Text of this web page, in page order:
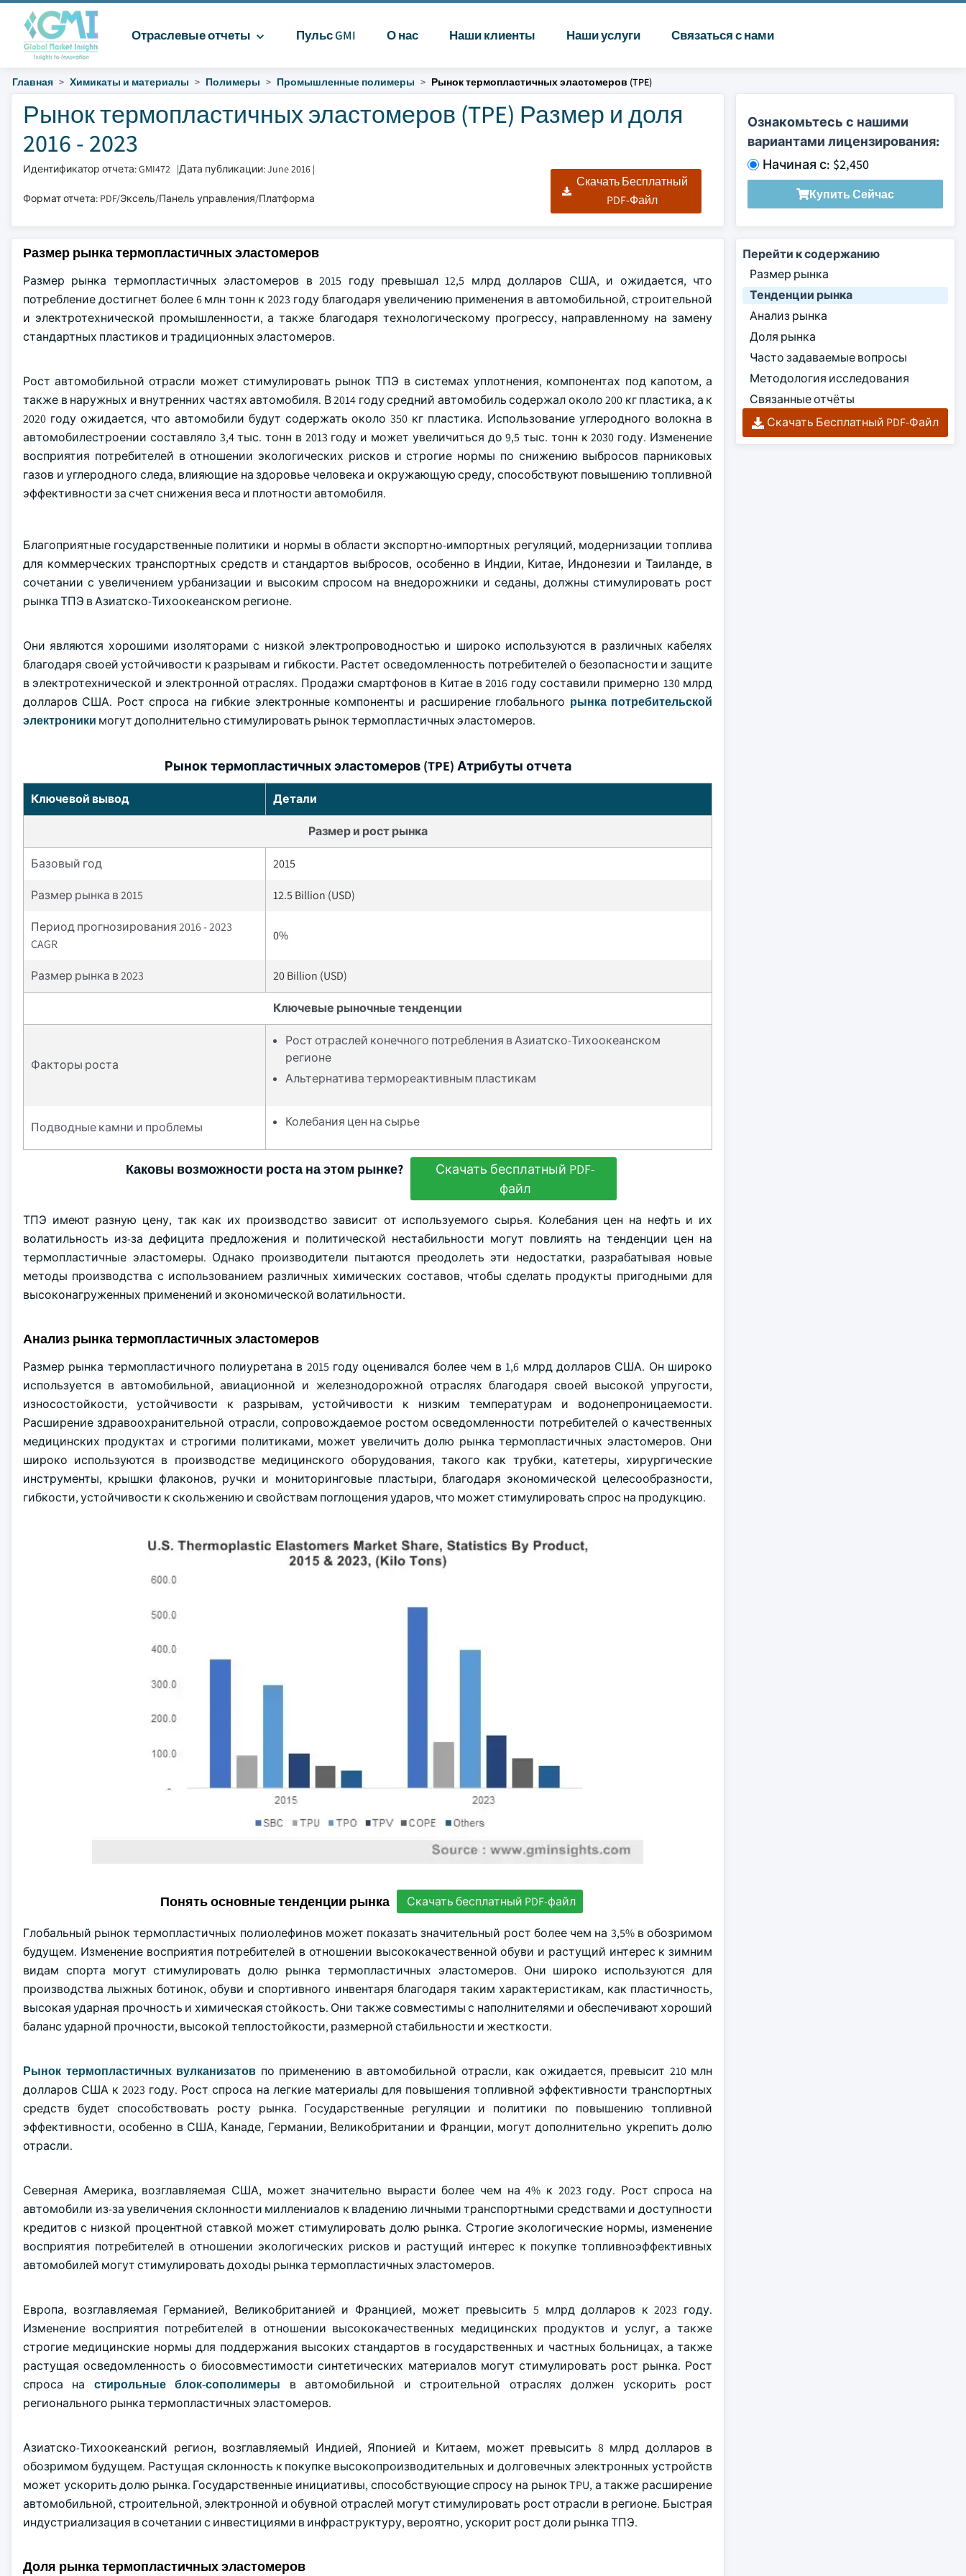
Отраслевые отчеты Пульс GMI О нас Наши клиенты Наши услуги Связаться с нами
Главная Химикаты и материалы Полимеры Промышленные полимеры Рынок термопластичных эластомеров (TPE)
Рынок термопластичных эластомеров (TPE) Размер и доля
2016 - 2023
Идентификатор отчета: GMI472 |Дата публикации: June 2016 |
Формат отчета: PDF/Эксель/Панель управления/Платформа
Скачать Бесплатный
PDF-Файл
Ознакомьтесь с нашими
вариантами лицензирования:
Начиная с: $2,450
Купить Сейчас
Размер рынка термопластичных эластомеров
Размер рынка термопластичных эластомеров в 2015 году превышал 12,5 млрд долларов США, и ожидается, что
потребление достигнет более 6 млн тонн к 2023 году благодаря увеличению применения в автомобильной, строительной
и электротехнической промышленности, а также благодаря технологическому прогрессу, направленному на замену
стандартных пластиков и традиционных эластомеров.
Рост автомобильной отрасли может стимулировать рынок ТПЭ в системах уплотнения, компонентах под капотом, а
также в наружных и внутренних частях автомобиля. В 2014 году средний автомобиль содержал около 200 кг пластика, а к
2020 году ожидается, что автомобили будут содержать около 350 кг пластика. Использование углеродного волокна в
автомобилестроении составляло 3,4 тыс. тонн в 2013 году и может увеличиться до 9,5 тыс. тонн к 2030 году. Изменение
восприятия потребителей в отношении экологических рисков и строгие нормы по снижению выбросов парниковых
газов и углеродного следа, влияющие на здоровье человека и окружающую среду, способствуют повышению топливной
эффективности за счет снижения веса и плотности автомобиля.
Благоприятные государственные политики и нормы в области экспортно-импортных регуляций, модернизации топлива
для коммерческих транспортных средств и стандартов выбросов, особенно в Индии, Китае, Индонезии и Таиланде, в
сочетании с увеличением урбанизации и высоким спросом на внедорожники и седаны, должны стимулировать рост
рынка ТПЭ в Азиатско-Тихоокеанском регионе.
Они являются хорошими изоляторами с низкой электропроводностью и широко используются в различных кабелях
благодаря своей устойчивости к разрывам и гибкости. Растет осведомленность потребителей о безопасности и защите
в электротехнической и электронной отраслях. Продажи смартфонов в Китае в 2016 году составили примерно 130 млрд
долларов США. Рост спроса на гибкие электронные компоненты и расширение глобального рынка потребительской
электроники могут дополнительно стимулировать рынок термопластичных эластомеров.
Рынок термопластичных эластомеров (TPE) Атрибуты отчета
Ключевой вывод Детали
Размер и рост рынка
Базовый год 2015
Размер рынка в 2015 12.5 Billion (USD)
Период прогнозирования 2016 - 2023
CAGR
0%
Размер рынка в 2023 20 Billion (USD)
Ключевые рыночные тенденции
Факторы роста
Рост отраслей конечного потребления в Азиатско-Тихоокеанском
регионе
Альтернатива термореактивным пластикам
Подводные камни и проблемы Колебания цен на сырье
Каковы возможности роста на этом рынке?
Скачать бесплатный PDF-
файл
ТПЭ имеют разную цену, так как их производство зависит от используемого сырья. Колебания цен на нефть и их
волатильность из-за дефицита предложения и политической нестабильности могут повлиять на тенденции цен на
термопластичные эластомеры. Однако производители пытаются преодолеть эти недостатки, разрабатывая новые
методы производства с использованием различных химических составов, чтобы сделать продукты пригодными для
высоконагруженных применений и экономической волатильности.
Анализ рынка термопластичных эластомеров
Размер рынка термопластичного полиуретана в 2015 году оценивался более чем в 1,6 млрд долларов США. Он широко
используется в автомобильной, авиационной и железнодорожной отраслях благодаря своей высокой упругости,
износостойкости, устойчивости к разрывам, устойчивости к низким температурам и водонепроницаемости.
Расширение здравоохранительной отрасли, сопровождаемое ростом осведомленности потребителей о качественных
медицинских продуктах и строгими политиками, может увеличить долю рынка термопластичных эластомеров. Они
широко используются в производстве медицинского оборудования, такого как трубки, катетеры, хирургические
инструменты, крышки флаконов, ручки и мониторинговые пластыри, благодаря экономической целесообразности,
гибкости, устойчивости к скольжению и свойствам поглощения ударов, что может стимулировать спрос на продукцию.
Понять основные тенденции рынка Скачать бесплатный PDF-файл
Глобальный рынок термопластичных полиолефинов может показать значительный рост более чем на 3,5% в обозримом
будущем. Изменение восприятия потребителей в отношении высококачественной обуви и растущий интерес к зимним
видам спорта могут стимулировать долю рынка термопластичных эластомеров. Они широко используются для
производства лыжных ботинок, обуви и спортивного инвентаря благодаря таким характеристикам, как пластичность,
высокая ударная прочность и химическая стойкость. Они также совместимы с наполнителями и обеспечивают хороший
баланс ударной прочности, высокой теплостойкости, размерной стабильности и жесткости.
Рынок термопластичных вулканизатов по применению в автомобильной отрасли, как ожидается, превысит 210 млн
долларов США к 2023 году. Рост спроса на легкие материалы для повышения топливной эффективности транспортных
средств будет способствовать росту рынка. Государственные регуляции и политики по повышению топливной
эффективности, особенно в США, Канаде, Германии, Великобритании и Франции, могут дополнительно укрепить долю
отрасли.
Северная Америка, возглавляемая США, может значительно вырасти более чем на 4% к 2023 году. Рост спроса на
автомобили из-за увеличения склонности миллениалов к владению личными транспортными средствами и доступности
кредитов с низкой процентной ставкой может стимулировать долю рынка. Строгие экологические нормы, изменение
восприятия потребителей в отношении экологических рисков и растущий интерес к покупке топливноэффективных
автомобилей могут стимулировать доходы рынка термопластичных эластомеров.
Европа, возглавляемая Германией, Великобританией и Францией, может превысить 5 млрд долларов к 2023 году.
Изменение восприятия потребителей в отношении высококачественных медицинских продуктов и услуг, а также
строгие медицинские нормы для поддержания высоких стандартов в государственных и частных больницах, а также
растущая осведомленность о биосовместимости синтетических материалов могут стимулировать рост рынка. Рост
спроса на стирольные блок-сополимеры в автомобильной и строительной отраслях должен ускорить рост
регионального рынка термопластичных эластомеров.
Азиатско-Тихоокеанский регион, возглавляемый Индией, Японией и Китаем, может превысить 8 млрд долларов в
обозримом будущем. Растущая склонность к покупке высокопроизводительных и долговечных электронных устройств
может ускорить долю рынка. Государственные инициативы, способствующие спросу на рынок TPU, а также расширение
автомобильной, строительной, электронной и обувной отраслей могут стимулировать рост отрасли в регионе. Быстрая
индустриализация в сочетании с инвестициями в инфраструктуру, вероятно, ускорит рост доли рынка ТПЭ.
Доля рынка термопластичных эластомеров
Перейти к содержанию
Размер рынка
Тенденции рынка
Анализ рынка
Доля рынка
Часто задаваемые вопросы
Методология исследования
Связанные отчёты
Скачать Бесплатный PDF-Файл